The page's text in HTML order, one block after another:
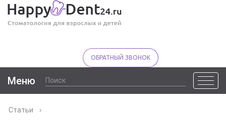
ОБРАТНЫЙ ЗВОНОК
Меню
Статьи ›